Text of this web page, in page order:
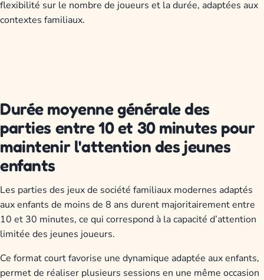
flexibilité sur le nombre de joueurs et la durée, adaptées aux
contextes familiaux.
Durée moyenne générale des
parties entre 10 et 30 minutes pour
maintenir l'attention des jeunes
enfants
Les parties des jeux de société familiaux modernes adaptés
aux enfants de moins de 8 ans durent majoritairement entre
10 et 30 minutes, ce qui correspond à la capacité d’attention
limitée des jeunes joueurs.
Ce format court favorise une dynamique adaptée aux enfants,
permet de réaliser plusieurs sessions en une même occasion